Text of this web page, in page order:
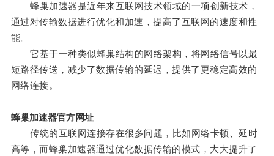
蜂巢加速器是近年来互联网技术领域的一项创新技术，
通过对传输数据进行优化和加速，提高了互联网的速度和性
能。
它基于一种类似蜂巢结构的网络架构，将网络信号以最
短路径传送，减少了数据传输的延迟，提供了更稳定高效的
网络连接。
蜂巢加速器官方网址
传统的互联网连接存在很多问题，比如网络卡顿、延时
高等，而蜂巢加速器通过优化数据传输的模式，大大提升了